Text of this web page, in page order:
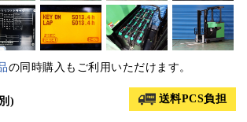
の同時購入もご利用いただけます。
) 送料PCS負担